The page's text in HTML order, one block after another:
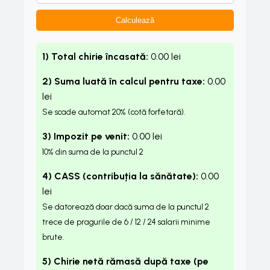
Calculează
1) Total chirie încasată: 0.00 lei
2) Suma luată în calcul pentru taxe: 0.00
lei
Se scade automat 20% (cotă forfetară).
3) Impozit pe venit: 0.00 lei
10% din suma de la punctul 2
4) CASS (contribuția la sănătate): 0.00
lei
Se datorează doar dacă suma de la punctul 2
trece de pragurile de 6 / 12 / 24 salarii minime
brute.
5) Chirie netă rămasă după taxe (pe